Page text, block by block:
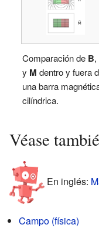
Comparación de B,
y M dentro y fuera
una barra
cilíndrica.
Véase
En inglés:
Campo (física)